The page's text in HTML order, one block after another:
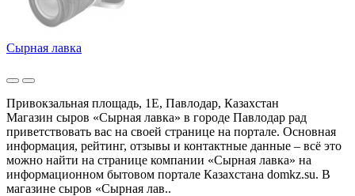
Сырная лавка
Привокзальная площадь, 1Е, Павлодар, Казахстан
Магазин сыров «Сырная лавка» в городе Павлодар рад
приветствовать вас на своей странице на портале. Основная
информация, рейтинг, отзывы и контактные данные – всё это
можно найти на странице компании «Сырная лавка» на
информационном бытовом портале Казахстана domkz.su. В
магазине сыров «Сырная лав..